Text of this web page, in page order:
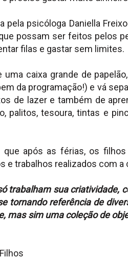
psicóloga Daniella Freixo
possam ser feitos pelos
filas e gastar sem limites.
caixa grande de
da programação!) e vá
de lazer e também de
palitos, tesoura, tintas e
após as férias, os
e trabalhos realizados com a
trabalham sua criatividade,
tornando referência de
mas sim uma coleção de